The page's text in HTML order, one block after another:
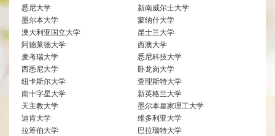
悉尼大学
新南威尔士大学
墨尔本大学
蒙纳什大学
澳大利亚国立大学
昆士兰大学
阿德莱德大学
西澳大学
麦考瑞大学
悉尼科技大学
西悉尼大学
卧龙岗大学
纽卡斯尔大学
查理斯特大学
南十字星大学
新英格兰大学
天主教大学
墨尔本皇家理工大学
迪肯大学
维多利亚大学
拉筹伯大学
巴拉瑞特大学